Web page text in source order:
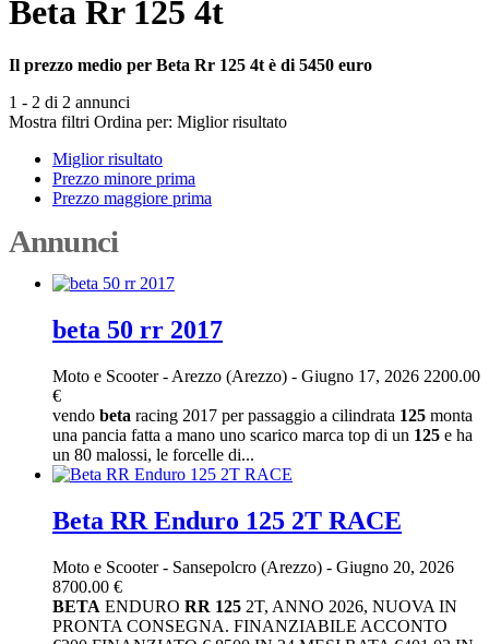
Beta Rr 125 4t
Il prezzo medio per Beta Rr 125 4t è di 5450 euro
1 - 2 di 2 annunci
Mostra filtri Ordina per: Miglior risultato
Miglior risultato
Prezzo minore prima
Prezzo maggiore prima
Annunci
beta 50 rr 2017
Moto e Scooter- Arezzo (Arezzo) - Giugno 17, 2026 2200.00
€
vendo beta racing 2017 per passaggio a cilindrata 125 monta
una pancia fatta a mano uno scarico marca top di un 125 e ha
un 80 malossi, le forcelle di...
Beta RR Enduro 125 2T RACE
Moto e Scooter- Sansepolcro (Arezzo) - Giugno 20, 2026
8700.00 €
BETA ENDURO RR 125 2T, ANNO 2026, NUOVA IN
PRONTA CONSEGNA. FINANZIABILE ACCONTO